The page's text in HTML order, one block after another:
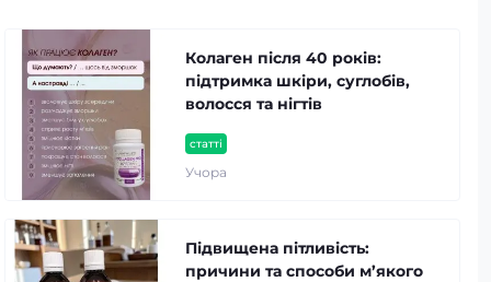
статті
Учора
Колаген після 40 років:
підтримка шкіри, суглобів,
волосся та нігтів
Підвищена пітливість:
причини та способи м’якого